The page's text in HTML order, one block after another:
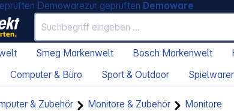
zur geprüften Demoware
Smeg Markenwelt Bosch Markenwelt
Computer & Büro Sport & Outdoor
& Zubehör Monitore & Zubehör Monitore